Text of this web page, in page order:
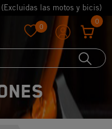
las motos y bicis)
0
0